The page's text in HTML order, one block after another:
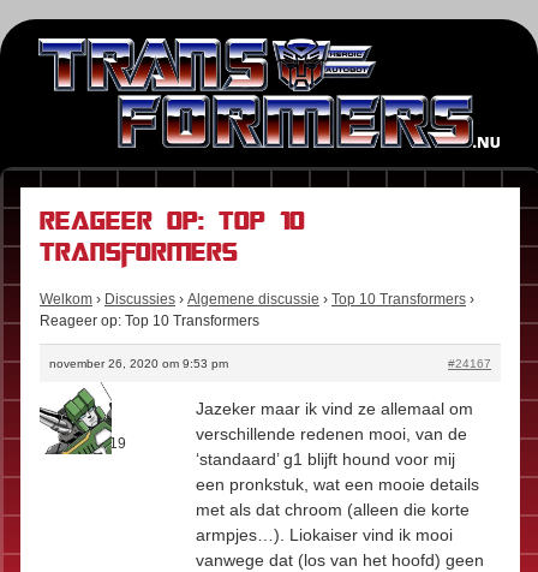
Reageer op: Top 10
Transformers
Welkom › Discussies › Algemene discussie › Top 10 Transformers ›
Reageer op: Top 10 Transformers
november 26, 2020 om 9:53 pm #24167
Barry
Rol:Fan
Berichten:19
Jazeker maar ik vind ze allemaal om
verschillende redenen mooi, van de
‘standaard’ g1 blijft hound voor mij
een pronkstuk, wat een mooie details
met als dat chroom (alleen die korte
armpjes…). Liokaiser vind ik mooi
vanwege dat (los van het hoofd) geen